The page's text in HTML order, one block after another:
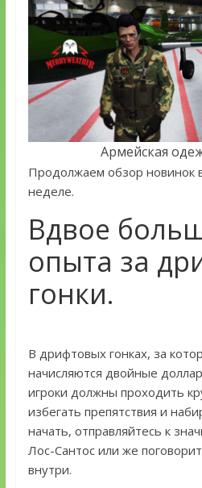
Армейская
Продолжаем обзор новинок
неделе.
Вдвое
опыта за
гонки.
В дрифтовых гонках, за
начисляются двойные
игроки должны проходить
избегать препятствия и
начать, отправляйтесь к
Лос-Сантос или же
внутри.